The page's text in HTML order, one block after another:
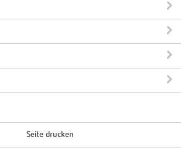
Seite drucken